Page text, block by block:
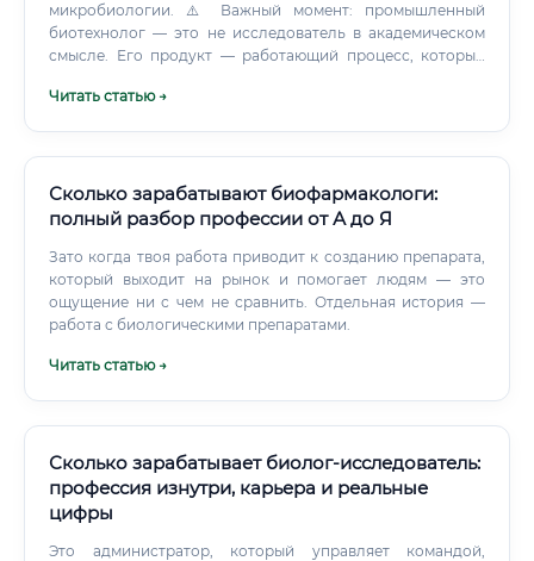
микробиологии. ⚠️ Важный момент: промышленный
биотехнолог — это не исследователь в академическом
смысле. Его продукт — работающий процесс, который
Читать статью →
Сколько зарабатывают биофармакологи:
полный разбор профессии от А до Я
Зато когда твоя работа приводит к созданию препарата,
который выходит на рынок и помогает людям — это
ощущение ни с чем не сравнить. Отдельная история —
работа с биологическими препаратами.
Читать статью →
Сколько зарабатывает биолог-исследователь:
профессия изнутри, карьера и реальные
цифры
Это администратор, который управляет командой,